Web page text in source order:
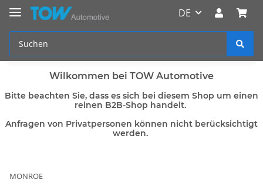
DE
Wilkommen bei TOW Automotive
Bitte beachten Sie, dass es sich bei diesem Shop um einen
reinen B2B-Shop handelt.
Anfragen von Privatpersonen können nicht berücksichtigt
werden.
MONROE